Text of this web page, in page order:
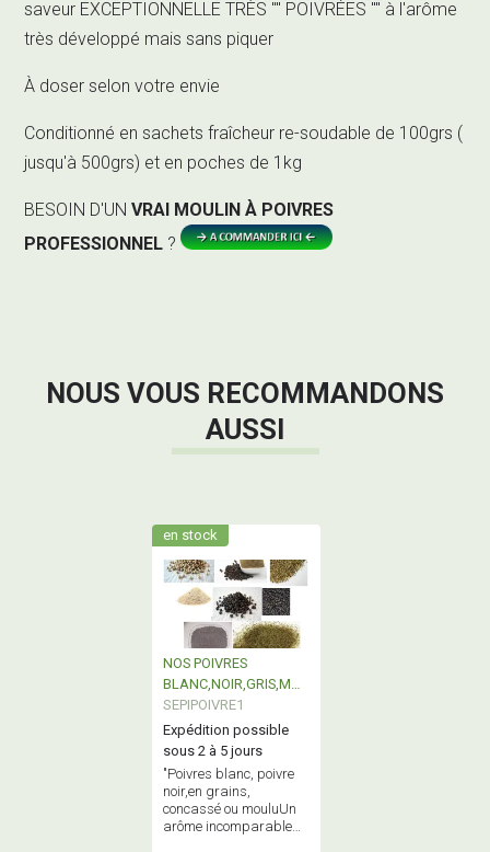
saveur EXCEPTIONNELLE TRÈS "" POIVRÉES "" à l'arôme
très développé mais sans piquer
À doser selon votre envie
Conditionné en sachets fraîcheur re-soudable de 100grs (
jusqu'à 500grs) et en poches de 1kg
BESOIN D'UNVRAI MOULIN À POIVRES
PROFESSIONNEL ?
NOUS VOUS RECOMMANDONS
AUSSI
en stock
NOS POIVRES
BLANC,NOIR,GRIS,MOU
LU ou NON
SEPIPOIVRE1
Expédition possible
sous 2 à 5 jours
"Poivres blanc, poivre
noir,en grains,
concassé ou mouluUn
arôme incomparable